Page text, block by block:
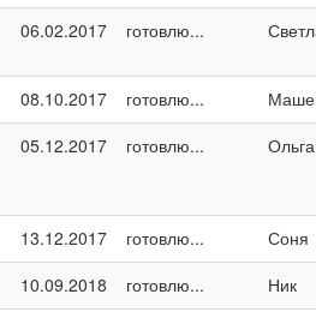
06.02.2017 готовлю...
08.10.2017 готовлю...
05.12.2017 готовлю...
13.12.2017 готовлю...
Соня
10.09.2018 готовлю...
Ник